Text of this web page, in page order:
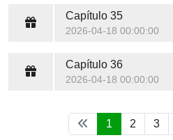
Capítulo 35
2026-04-18 00:00:00
Capítulo 36
2026-04-18 00:00:00
1 2 3